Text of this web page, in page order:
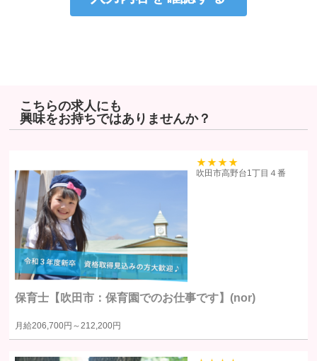
個人情報の取扱いについて
イバシーポリシーを掲示し、当プライバシーポリシーに準拠して提供さ
れるサービス（以下「本サービス」といいます）の利用企業・団体等
（以下「利用企業等」といいます）および本サービスをご利用になる方
（以下「ユーザー」といいます）のプライバシーを尊重し、ユーザーの
個人情報の管理に細心の注意を払い、これを取扱うものとします。
はありません。
こちらの求人にも
興味をお持ちではありませんか？
保育士【吹田市：保育園でのお仕事です】(nor)
月給206,700円～212,200円
39
吹田市高野台1丁目４番